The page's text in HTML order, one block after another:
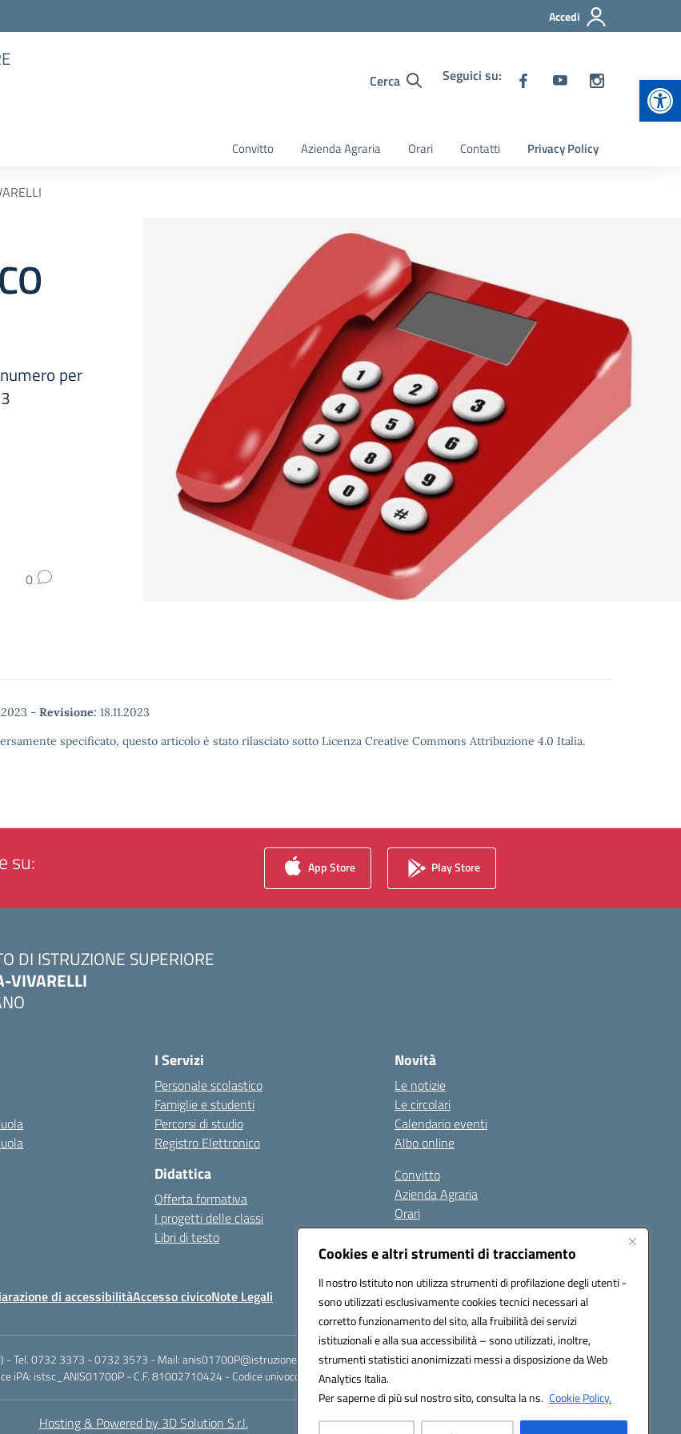
Cookies e altri strumenti di tracciamento
Il nostro Istituto non utilizza strumenti di profilazione degli utenti -
sono utilizzati esclusivamente cookies tecnici necessari al
corretto funzionamento del sito, alla fruibilità dei servizi
istituzionali e alla sua accessibilità – sono utilizzati, inoltre,
strumenti statistici anonimizzati messi a disposizione da Web
Analytics Italia.
Per saperne di più sul nostro sito, consulta la ns. Cookie Policy.
Accedi
Cerca Seguici su:
Convitto Azienda Agraria Orari Contatti Privacy Policy
per
0
- Revisione: 18.11.2023
specificato, questo articolo è stato rilasciato sotto Licenza Creative Commons Attribuzione 4.0 Italia.
su: App Store Play Store
DI ISTRUZIONE SUPERIORE
VIVARELLI
I Servizi
Personale scolastico
Famiglie e studenti
Percorsi di studio
Registro Elettronico
Didattica
Offerta formativa
I progetti delle classi
Libri di testo
Novità
Le notizie
Le circolari
Calendario eventi
Albo online
Convitto
Azienda Agraria
Orari
Contatti
Privacy Policy
di accessibilitàAccesso civicoNote Legali Seguici su:
- Tel. 0732 3373 - 0732 3573 - Mail: anis01700P@istruzione.it - PEC: anis01700P@pec.istruzione.it
iPA: istsc_ANIS01700P - C.F. 81002710424 - Codice univoco fatturazione elettronica (CUF): UFBMDS
Hosting & Powered by 3D Solution S.r.l.